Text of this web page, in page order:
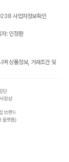
사업자정보확인
: 인정환
며 상품정보, 거래조건 및